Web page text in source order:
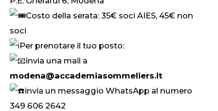
Costo della serata: 35€ soci AIES, 45€ non
soci
Per prenotare il tuo posto:
invia una mail a
modena@accademiasommeliers.it
invia un messaggio WhatsApp al numero
349 606 2642